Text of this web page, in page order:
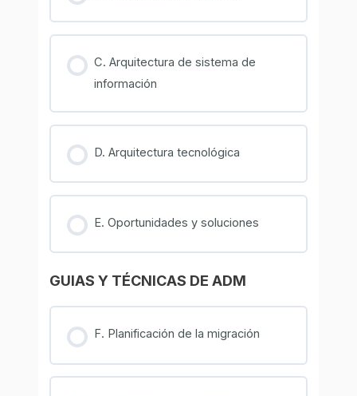
C. Arquitectura de sistema de
información
D. Arquitectura tecnológica
E. Oportunidades y soluciones
GUIAS Y TÉCNICAS DE ADM
F. Planificación de la migración